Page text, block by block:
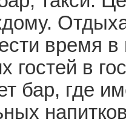
время
гостей в
бар, где